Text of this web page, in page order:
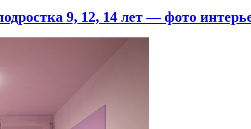
9, 12, 14 лет — фото